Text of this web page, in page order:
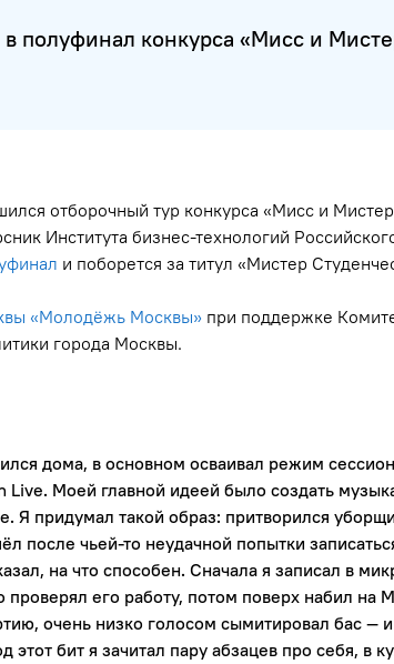
полуфинал конкурса «Мисс и
отборочный тур конкурса «Мисс и
Института бизнес-технологий
и поборется за титул «Мистер
«Молодёжь Москвы» при поддержке
города Москвы.
дома, в основном осваивал режим
Live. Моей главной идеей было создать
Я придумал такой образ: притворился
после чьей-то неудачной попытки
на что способен. Сначала я записал в
проверял его работу, потом поверх набил на
очень низко голосом сымитировал бас —
этот бит я зачитал пару абзацев про себя, в